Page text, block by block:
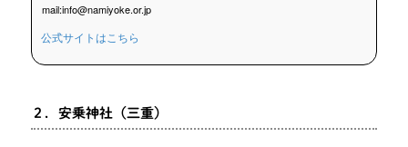
mail:info@namiyoke.or.jp
公式サイトはこちら
２．安乗神社（三重）